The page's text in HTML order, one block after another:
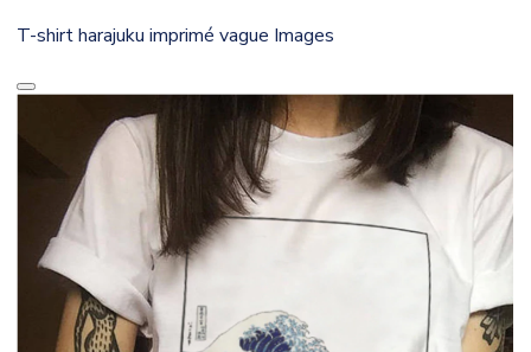
T-shirt harajuku imprimé vague Images